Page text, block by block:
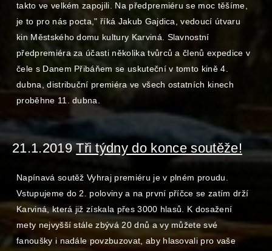
takto ve velkém zapojili. Na předpremiéru se moc těšíme,
je to pro nás pocta," říká Jakub Gajdica, vedoucí útvaru
kin Městského domu kultury Karviná. Slavnostní
předpremiéra za účasti několika tvůrců a členů expedice v
čele s Danem Přibáňem se uskuteční v tomto kině 4.
dubna, distribuční premiéra ve všech ostatních kinech
proběhne 11. dubna.
21.1.2019 Tři týdny do konce soutěže!
Napínavá soutěž Vyhraj premiéru je v plném proudu.
Vstupujeme do 2. poloviny a na první příčce se zatím drží
Karviná, která již získala přes 3000 hlasů. K dosažení
mety nejvyšší stále zbývá 20 dnů a vy můžete své
fanoušky i nadále povzbuzovat, aby hlasovali pro vaše